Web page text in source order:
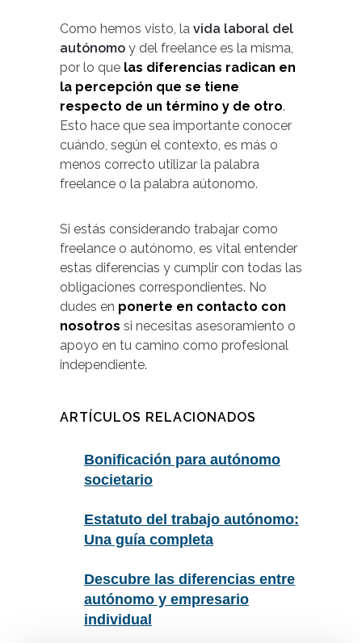
Como hemos visto, la vida laboral del
autónomo y del freelance es la misma,
por lo que las diferencias radican en
la percepción que se tiene
respecto de un término y de otro.
Esto hace que sea importante conocer
cuándo, según el contexto, es más o
menos correcto utilizar la palabra
freelance o la palabra aútonomo.
Si estás considerando trabajar como
freelance o autónomo, es vital entender
estas diferencias y cumplir con todas las
obligaciones correspondientes. No
dudes en ponerte en contacto con
nosotros si necesitas asesoramiento o
apoyo en tu camino como profesional
independiente.
ARTÍCULOS RELACIONADOS
Bonificación para autónomo
societario
Estatuto del trabajo autónomo:
Una guía completa
Descubre las diferencias entre
autónomo y empresario
individual